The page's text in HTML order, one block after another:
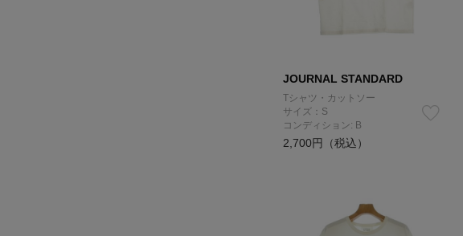
JOURNAL STANDARD
Tシャツ・カットソー
サイズ：S
コンディション: B
2,700円（税込）